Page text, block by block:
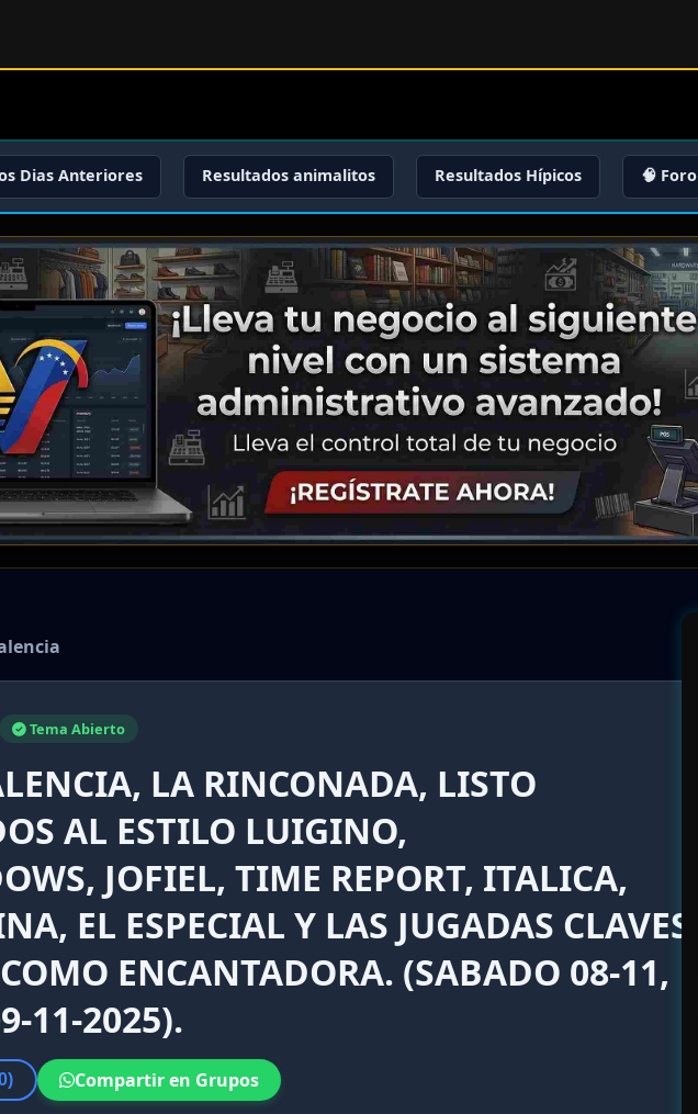
Dias Anteriores Resultados animalitos Resultados Hípicos 🧠 Foro
Tema Abierto
LA RINCONADA, LISTO
AL ESTILO LUIGINO,
JOFIEL, TIME REPORT, ITALICA,
EL ESPECIAL Y LAS JUGADAS CLAVES
ENCANTADORA. (SABADO 08-11,
11-2025).
) Compartir en Grupos